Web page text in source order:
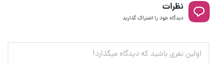
نظرات
دیدگاه خود را اشتراک گذارید